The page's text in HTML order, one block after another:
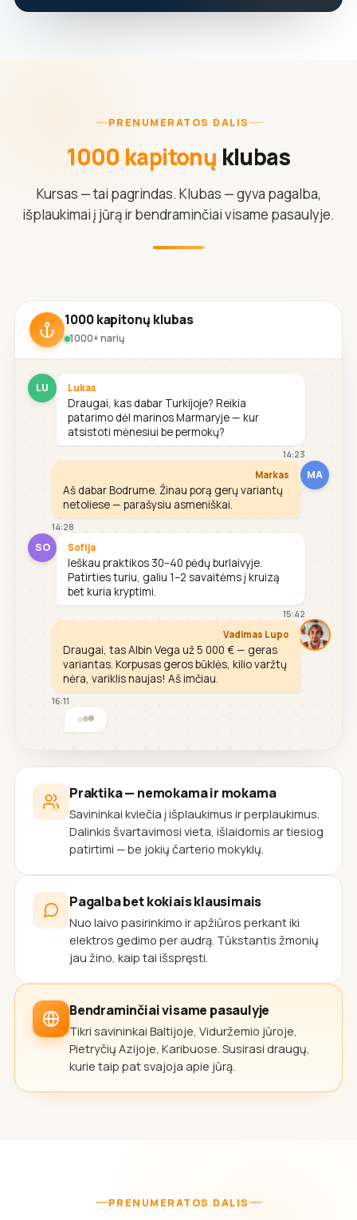
PRENUMERATOS DALIS
1000 kapitonų klubas
Kursas — tai pagrindas. Klubas — gyva pagalba,
išplaukimai į jūrą ir bendraminčiai visame pasaulyje.
1000 kapitonų klubas
1000+ narių
LU Lukas
Draugai, kas dabar Turkijoje? Reikia
patarimo dėl marinos Marmaryje — kur
atsistoti mėnesiui be permokų?
14:23
MA
Markas
Aš dabar Bodrume. Žinau porą gerų variantų
netoliese — parašysiu asmeniškai.
14:28
SO Sofija
Ieškau praktikos 30–40 pėdų burlaivyje.
Patirties turiu, galiu 1–2 savaitėms į kruizą
bet kuria kryptimi.
15:42
Vadimas Lupo
Draugai, tas Albin Vega už 5 000 € — geras
variantas. Korpusas geros būklės, kilio varžtų
nėra, variklis naujas! Aš imčiau.
16:11
Praktika — nemokama ir mokama
Savininkai kviečia į išplaukimus ir perplaukimus.
Dalinkis švartavimosi vieta, išlaidomis ar tiesiog
patirtimi — be jokių čarterio mokyklų.
Pagalba bet kokiais klausimais
Nuo laivo pasirinkimo ir apžiūros perkant iki
elektros gedimo per audrą. Tūkstantis žmonių
jau žino, kaip tai išspręsti.
Bendraminčiai visame pasaulyje
Tikri savininkai Baltijoje, Viduržemio jūroje,
Pietryčių Azijoje, Karibuose. Susirasi draugų,
kurie taip pat svajoja apie jūrą.
PRENUMERATOS DALIS